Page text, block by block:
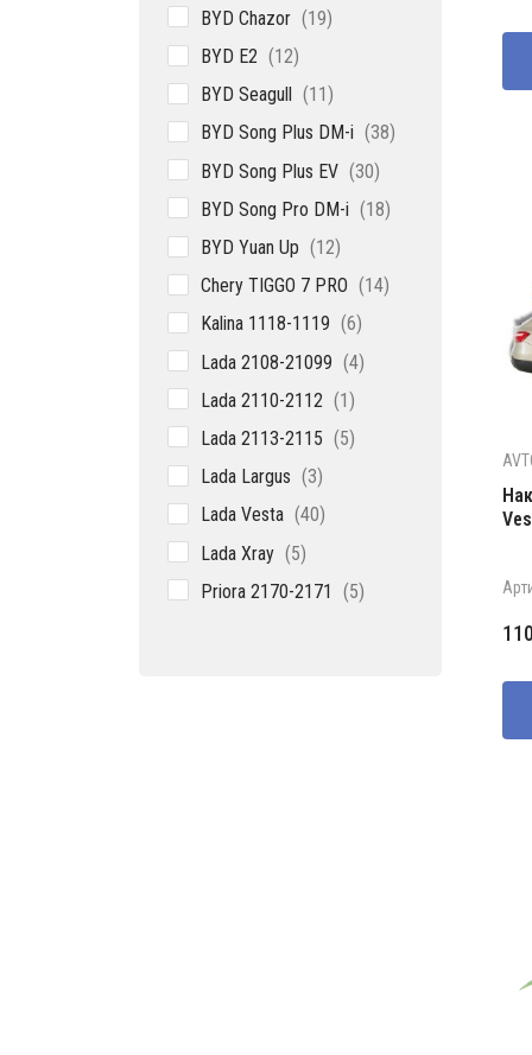
BYD Chazor 1919
BYD E2 1212
BYD Seagull 11 11
BYD Song Plus DM-i 3838
BYD Song Plus EV 3030
BYD Song Pro DM-i 1818
BYD Yuan Up 1212
Chery TIGGO 7 PRO 1414
Kalina 1118-1119 66
Lada 2108-21099 44
Lada 2110-2112 11
Lada 2113-2115 55
Lada Largus 33
Lada Vesta 4040
Lada Xray 55
Priora 2170-2171 55